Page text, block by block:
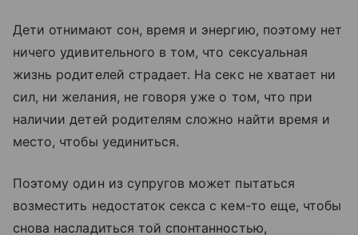
Дети отнимают сон, время и энергию, поэтому нет
ничего удивительного в том, что сексуальная
жизнь родителей страдает. На секс не хватает ни
сил, ни желания, не говоря уже о том, что при
наличии детей родителям сложно найти время и
место, чтобы уединиться.
Поэтому один из супругов может пытаться
возместить недостаток секса с кем-то еще, чтобы
снова насладиться той спонтанностью,